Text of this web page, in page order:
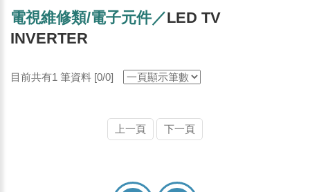
電視維修類/電子元件／LED TV
INVERTER
目前共有1 筆資料 [0/0]
上一頁 下一頁